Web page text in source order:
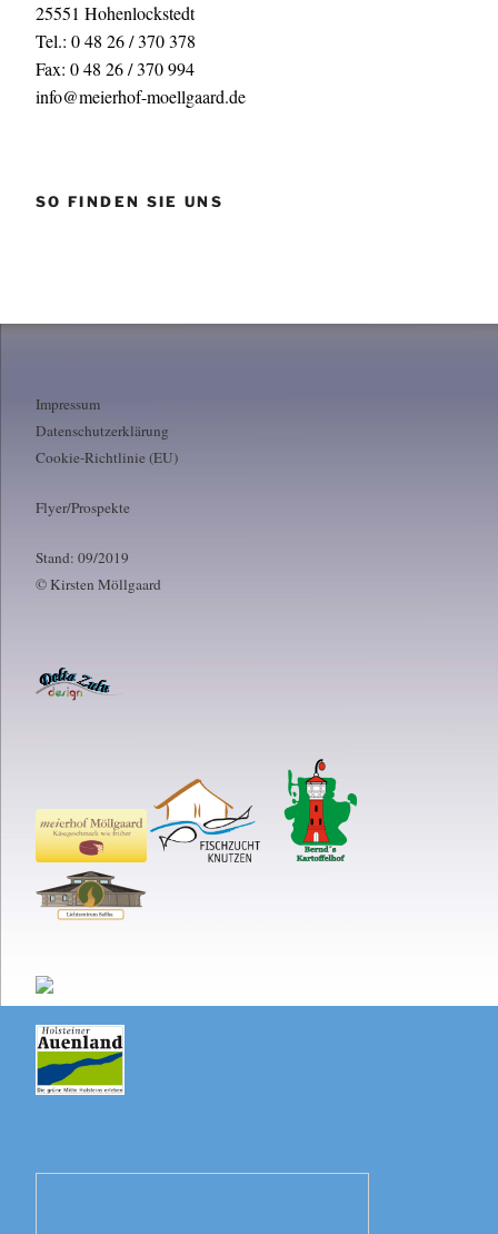
25551 Hohenlockstedt
Tel.: 0 48 26 / 370 378
Fax: 0 48 26 / 370 994
info@meierhof-moellgaard.de
SO FINDEN SIE UNS
Impressum
Datenschutzerklärung
Cookie-Richtlinie (EU)
Flyer/Prospekte
Stand: 09/2019
© Kirsten Möllgaard